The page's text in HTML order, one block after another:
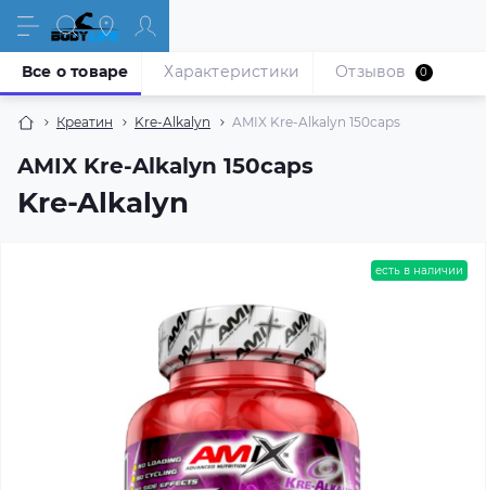
Креатин Kre-Alkalyn AMIX Kre-Alkalyn 150caps
AMIX Kre-Alkalyn 150caps
Kre-Alkalyn
Все о товаре Характеристики Отзывов 0
есть в наличии